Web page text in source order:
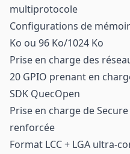
multiprotocole
Configurations de
Ko ou 96 Ko/1024 Ko
Prise en charge des
20 GPIO prenant en
SDK QuecOpen
Prise en charge de
renforcée
Format LCC + LGA ultra-